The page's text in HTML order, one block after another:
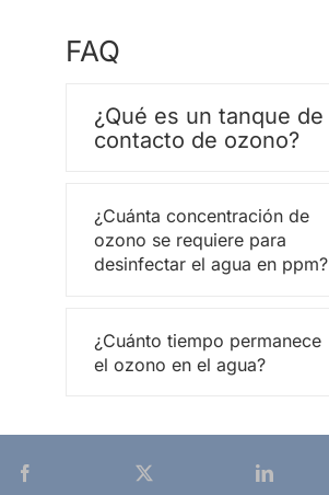
FAQ
¿Qué es un tanque de
contacto de ozono?
¿Cuánta concentración de
ozono se requiere para
desinfectar el agua en ppm?
¿Cuánto tiempo permanece
el ozono en el agua?